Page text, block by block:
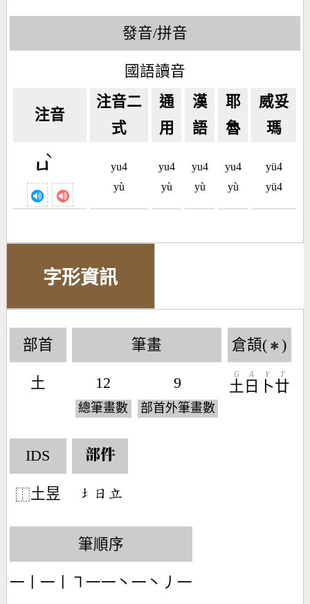
發音/拼音
國語讀音
注音
注音二
式
通
用
漢
語
耶
魯
威妥
瑪
ㄩ
ˋ
yu4
yù
yu4
yù
yu4
yù
yu4
yù
yü4
yü4
字形資訊
部首
土
筆畫
12
總筆畫數
9
部首外筆畫數
倉頡( ✱ )
土
G
日
A
卜
Y
廿
T
IDS
⿰土昱
部件
󶁣󶃐󶅒
筆順序
一丨一丨㇕一一丶一丶丿一